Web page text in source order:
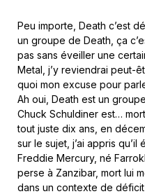
Peu importe, Death c’est
un groupe de Death, ça
pas sans éveiller une
Metal, j’y reviendrai peut-
quoi mon excuse pour
Ah oui, Death est un
Chuck Schuldiner est…
tout juste dix ans, en
sur le sujet, j’ai appris
Freddie Mercury, né
perse à Zanzibar, mort lui
dans un contexte de déficit